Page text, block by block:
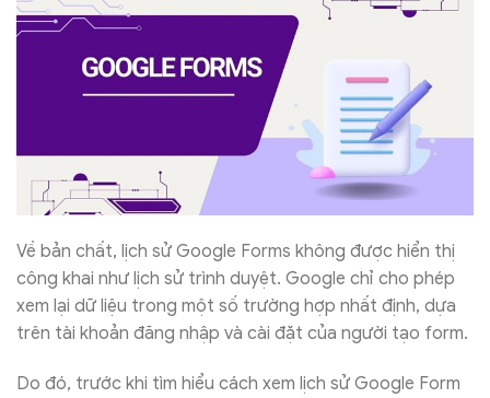
Về bản chất, lịch sử Google Forms không được hiển thị
công khai như lịch sử trình duyệt. Google chỉ cho phép
xem lại dữ liệu trong một số trường hợp nhất định, dựa
trên tài khoản đăng nhập và cài đặt của người tạo form.
Do đó, trước khi tìm hiểu cách xem lịch sử Google Form